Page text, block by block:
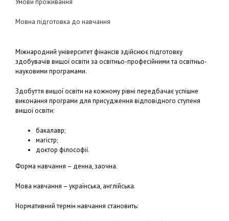
Умови проживання
Мовна підготовка до навчання
Міжнародний університет фінансів здійснює підготовку
здобувачів вищої освіти за освітньо-професійними та освітньо-
науковими програмами.
Здобуття вищої освіти на кожному рівні передбачає успішне
виконання програми для присудження відповідного ступеня
вищої освіти:
бакалавр;
магістр;
доктор філософії.
Форма навчання – денна, заочна.
Мова навчання – українська, англійська.
Нормативний термін навчання становить: